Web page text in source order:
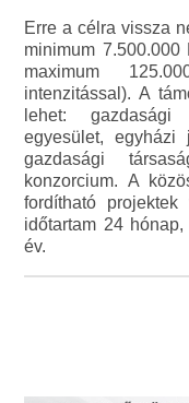
Erre a célra vissza
minimum 7.500.000
maximum
intenzitással). A
lehet: gazdasági
egyesület, egyházi
gazdasági
konzorcium. A
fordítható projektek
időtartam 24
év.